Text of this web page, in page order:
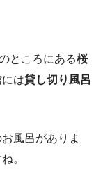
ところにある桜
は貸し切り風呂
風呂がありま
。